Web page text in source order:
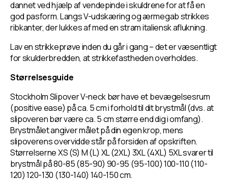
dannet ved hjælp af vendepinde i skuldrene for at få en
god pasform. Langs V-udskæring og ærmegab strikkes
ribkanter, der lukkes af med en stram italiensk aflukning.
Lav en strikkeprøve inden du går i gang – det er væsentligt
for skulderbredden, at strikkefastheden overholdes.
Størrelsesguide
Stockholm Slipover V-neck bør have et bevægelsesrum
(positive ease) på ca. 5 cm i forhold til dit brystmål (dvs. at
slipoveren bør være ca. 5 cm større end dig i omfang).
Brystmålet angiver målet på din egen krop, mens
slipoverens overvidde står på forsiden af opskriften.
Størrelserne XS (S) M (L) XL (2XL) 3XL (4XL) 5XL svarer til
brystmål på 80-85 (85-90) 90-95 (95-100) 100-110 (110-
120) 120-130 (130-140) 140-150 cm.